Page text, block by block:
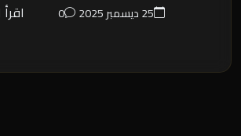
25 ديسمبر 2025 0